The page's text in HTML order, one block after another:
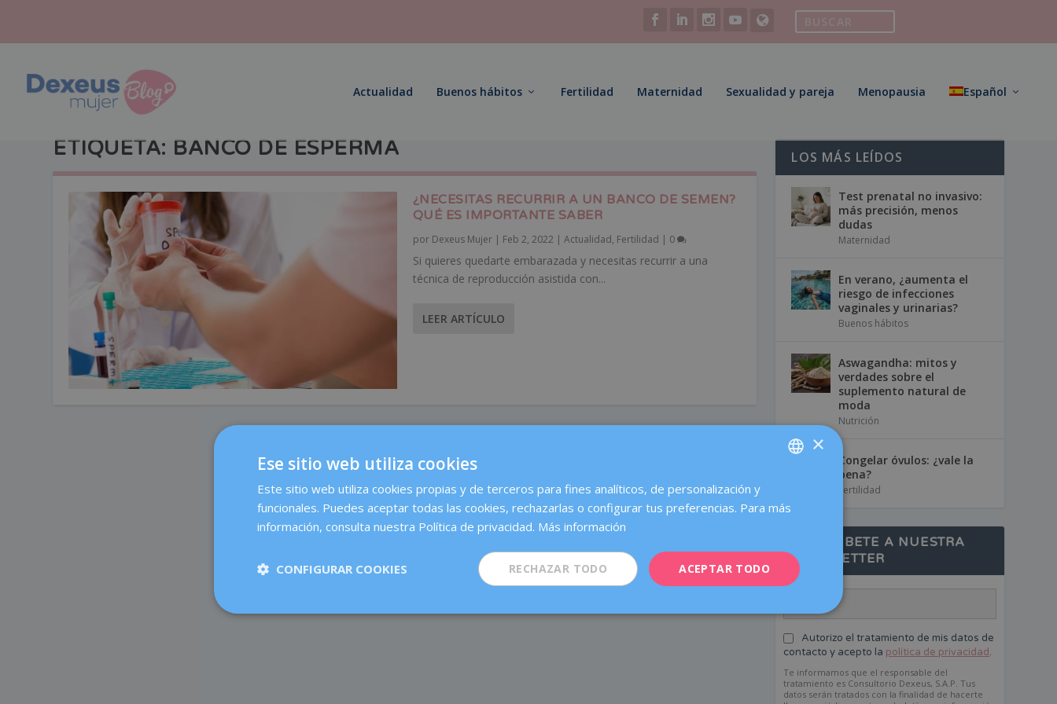
Actualidad Buenos hábitos Fertilidad Maternidad Sexualidad y pareja Menopausia Español
ETIQUETA: BANCO DE ESPERMA
¿NECESITAS RECURRIR A UN BANCO DE SEMEN?
QUÉ ES IMPORTANTE SABER
por Dexeus Mujer| Feb 2, 2022 | Actualidad, Fertilidad | 0
Si quieres quedarte embarazada y necesitas recurrir a una
técnica de reproducción asistida con...
LEER ARTÍCULO
LOS MÁS LEÍDOS
Test prenatal no invasivo:
más precisión, menos
dudas
Maternidad
En verano, ¿aumenta el
riesgo de infecciones
vaginales y urinarias?
Buenos hábitos
Aswagandha: mitos y
verdades sobre el
suplemento natural de
moda
Nutrición
Congelar óvulos: ¿vale la
pena?
Fertilidad
SUSCRÍBETE A NUESTRA
NEWSLETTER
Autorizo el tratamiento de mis datos de
contacto y acepto la política de privacidad.
Te informamos que el responsable del
tratamiento es Consultorio Dexeus, S.A.P. Tus
datos serán tratados con la finalidad de hacerte
CATALÀ
FRENCH
ITALIANO
ESPAÑOL
×
Ese sitio web utiliza cookies
Este sitio web utiliza cookies propias y de terceros para fines analíticos, de personalización y
funcionales. Puedes aceptar todas las cookies, rechazarlas o configurar tus preferencias. Para más
información, consulta nuestra Política de privacidad. Más información
ACEPTAR TODO
RECHAZAR TODO
CONFIGURAR COOKIES